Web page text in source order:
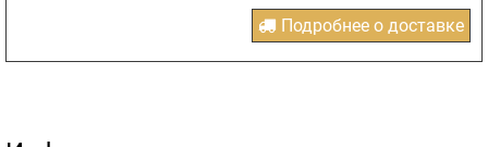
Подробнее о доставке